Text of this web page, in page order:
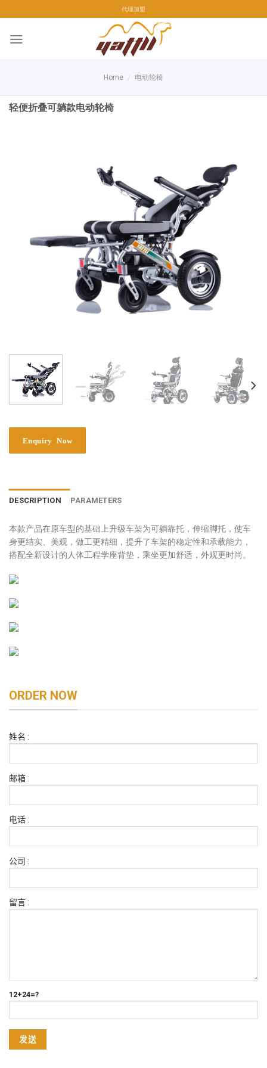
to
content
代理加盟
Home / 电动轮椅
轻便折叠可躺款电动轮椅
DESCRIPTION PARAMETERS
本款产品在原车型的基础上升级车架为可躺靠托，伸缩脚托，使车
身更结实、美观，做工更精细，提升了车架的稳定性和承载能力，
搭配全新设计的人体工程学座背垫，乘坐更加舒适，外观更时尚。
ORDER NOW
姓名 :
邮箱 :
电话 :
公司 :
留言 :
12+24=?